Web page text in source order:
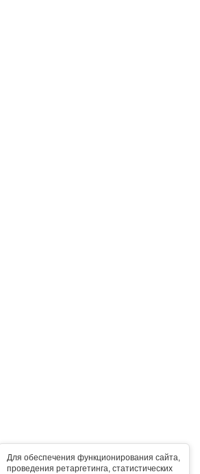
Для обеспечения функционирования сайта,
проведения ретаргетинга, статистических